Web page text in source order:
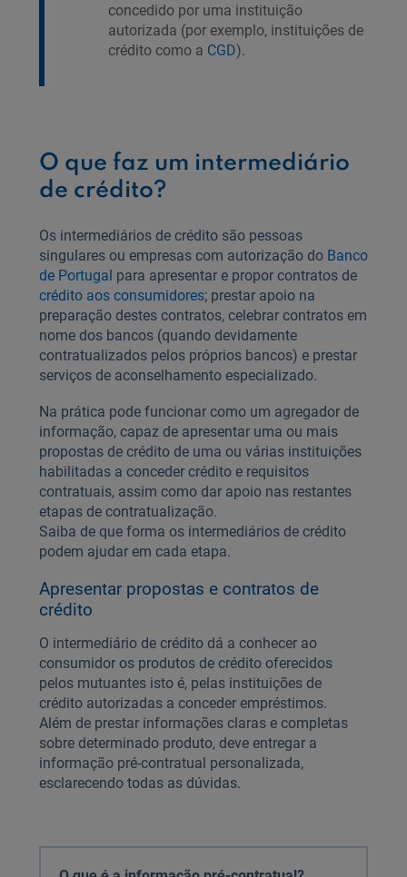
concedido por uma instituição
autorizada (por exemplo, instituições de
crédito como a CGD).
O que faz um intermediário
de crédito?
Os intermediários de crédito são pessoas
singulares ou empresas com autorização do Banco
de Portugal para apresentar e propor contratos de
crédito aos consumidores; prestar apoio na
preparação destes contratos, celebrar contratos em
nome dos bancos (quando devidamente
contratualizados pelos próprios bancos) e prestar
serviços de aconselhamento especializado.
Na prática pode funcionar como um agregador de
informação, capaz de apresentar uma ou mais
propostas de crédito de uma ou várias instituições
habilitadas a conceder crédito e requisitos
contratuais, assim como dar apoio nas restantes
etapas de contratualização.
Saiba de que forma os intermediários de crédito
podem ajudar em cada etapa.
Apresentar propostas e contratos de
crédito
O intermediário de crédito dá a conhecer ao
consumidor os produtos de crédito oferecidos
pelos mutuantes isto é, pelas instituições de
crédito autorizadas a conceder empréstimos.
Além de prestar informações claras e completas
sobre determinado produto, deve entregar a
informação pré-contratual personalizada,
esclarecendo todas as dúvidas.